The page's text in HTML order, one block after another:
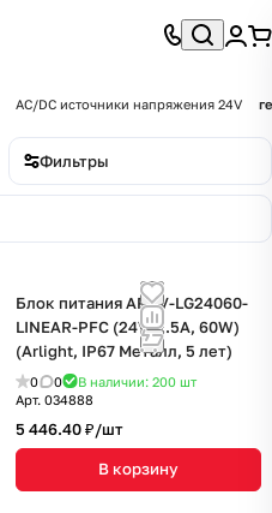
AC/DC источники напряжения 24V
Фильтры
Блок питания ARPV-LG24060-
LINEAR-PFC (24V, 2.5A, 60W)
(Arlight, IP67 Металл, 5 лет)
0 0 В наличии: 200 шт
Арт. 034888
5 446.40 ₽/шт
В корзину